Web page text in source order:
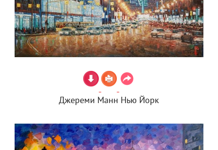
Джереми Манн Нью Йорк